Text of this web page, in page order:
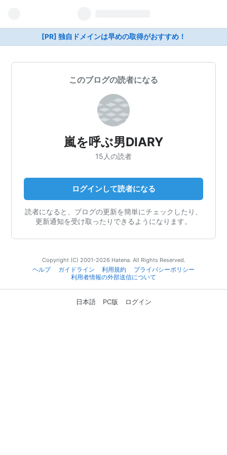
[PR] 独自ドメインは早めの取得がおすすめ！
このブログの読者になる
嵐を呼ぶ男DIARY
15人の読者
ログインして読者になる
読者になると、ブログの更新を簡単にチェックしたり、
更新通知を受け取ったりできるようになります。
Copyright (C) 2001-2026 Hatena. All Rights Reserved.
ヘルプ
ガイドライン 利用規約
プライバシーポリシー
利用者情報の外部送信について
日本語 PC版 ログイン